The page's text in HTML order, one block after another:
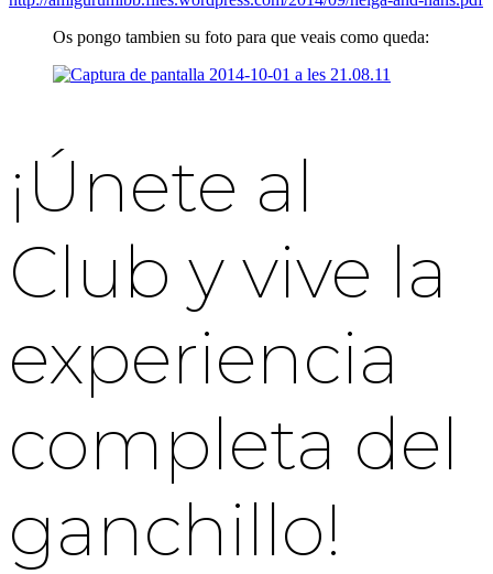
Os pongo tambien su foto para que veais como queda:
¡Únete al
Club y vive la
experiencia
completa del
ganchillo!